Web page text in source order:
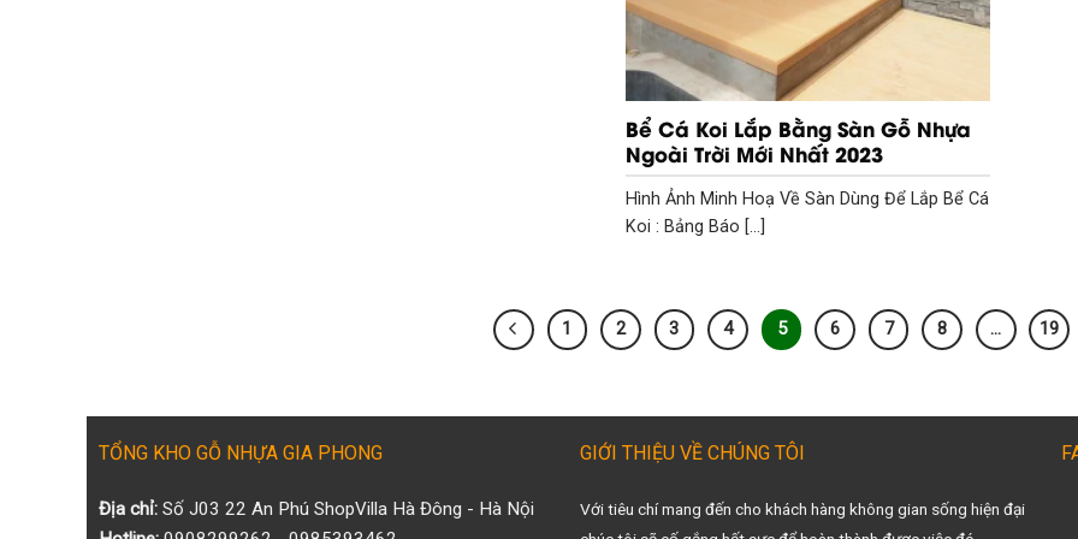
Bể Cá Koi Lắp Bằng Sàn Gỗ Nhựa
Ngoài Trời Mới Nhất 2023
Hình Ảnh Minh Hoạ Về Sàn Dùng Để Lắp Bể Cá
Koi : Bảng Báo [...]
1 2 3 4 5 6 7 8 … 19
TỔNG KHO GỖ NHỰA GIA PHONG
Địa chỉ:Số J03 22 An Phú ShopVilla Hà Đông - Hà Nội
GIỚI THIỆU VỀ CHÚNG TÔI
Với tiêu chí mang đến cho khách hàng không gian sống hiện đại